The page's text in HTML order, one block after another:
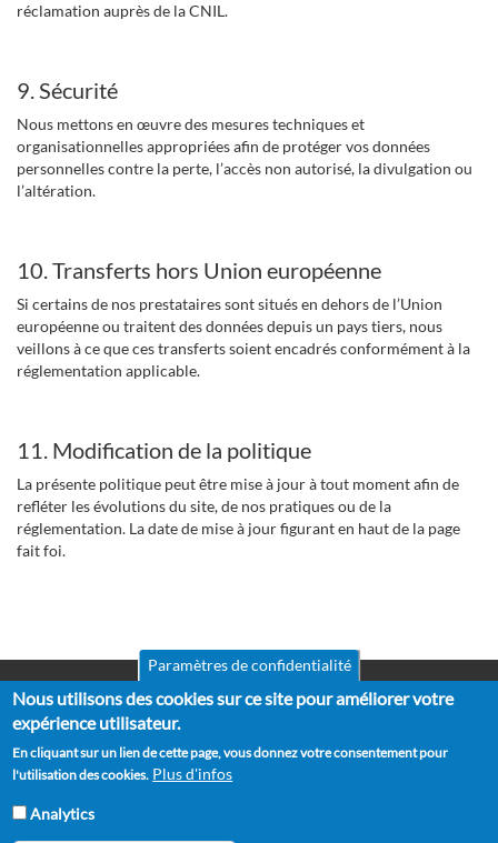
réclamation auprès de la CNIL.
9. Sécurité
Nous mettons en œuvre des mesures techniques et
organisationnelles appropriées afin de protéger vos données
personnelles contre la perte, l’accès non autorisé, la divulgation ou
l’altération.
10. Transferts hors Union européenne
Si certains de nos prestataires sont situés en dehors de l’Union
européenne ou traitent des données depuis un pays tiers, nous
veillons à ce que ces transferts soient encadrés conformément à la
réglementation applicable.
11. Modification de la politique
La présente politique peut être mise à jour à tout moment afin de
refléter les évolutions du site, de nos pratiques ou de la
réglementation. La date de mise à jour figurant en haut de la page
fait foi.
Pied
de
page
Mentions légales
CGV
Politique de confidentialité
Politique de cookies
Paramètres de confidentialité
Nous utilisons des cookies sur ce site pour améliorer votre
expérience utilisateur.
En cliquant sur un lien de cette page, vous donnez votre consentement pour
l'utilisation des cookies. Plus d'infos
Analytics